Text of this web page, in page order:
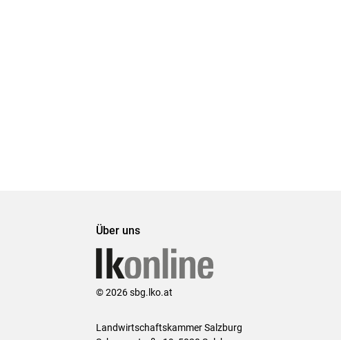
Über uns
© 2026 sbg.lko.at
Landwirtschaftskammer Salzburg